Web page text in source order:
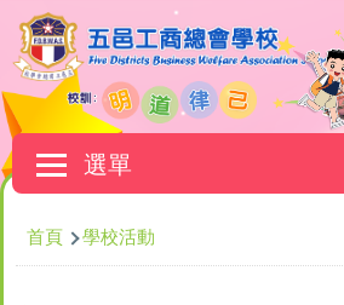
移至主內容
選單
Main
navigation
導
航
首頁 學校活動